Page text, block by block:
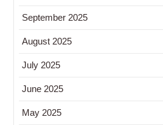
September 2025
August 2025
July 2025
June 2025
May 2025